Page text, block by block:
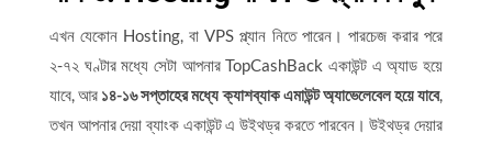
এখন যেকোন Hosting, বা VPS প্ল্যান নিতে পারেন। পারচেজ করার পরে
২-৭২ ঘণ্টার মধ্যে সেটা আপনার TopCashBack একাউন্ট এ অ্যাড হয়ে
যাবে, আর ১৪-১৬ সপ্তাহের মধ্যে ক্যাশব্যাক এমাউন্ট অ্যাভেলেবেল হয়ে যাবে,
তখন আপনার দেয়া ব্যাংক একাউন্ট এ উইথড্র করতে পারবেন। উইথড্র দেয়ার